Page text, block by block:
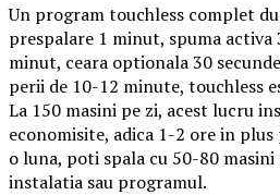
Un program touchless complet
prespalare 1 minut, spuma
minut, ceara optionala 30
perii de 10-12 minute, touchless
La 150 masini pe zi, acest lucru
economisite, adica 1-2 ore in
o luna, poti spala cu 50-80
instalatia sau programul.